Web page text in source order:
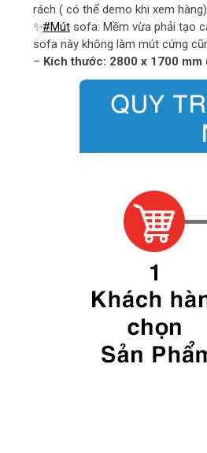
rách ( có thể demo khi xem
✨#Mút sofa: Mềm vừa phải tạo
sofa này không làm mút cứng
– Kích thước: 2800 x 1700 mm